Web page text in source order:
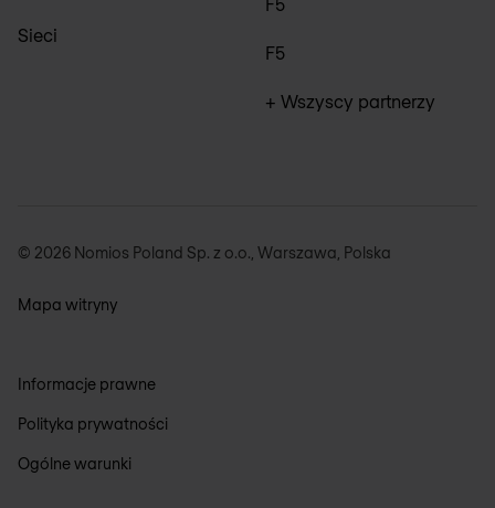
Sieci
F5
+ Wszyscy partnerzy
© 2026 Nomios Poland Sp. z o.o., Warszawa, Polska
Mapa witryny
Informacje prawne
Polityka prywatności
Ogólne warunki